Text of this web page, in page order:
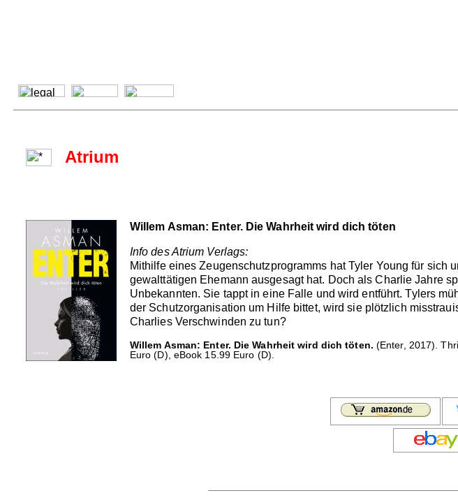
Atrium
Willem Asman: Enter. Die Wahrheit wird dich töten
Info des Atrium Verlags:
Mithilfe eines Zeugenschutzprogramms hat Tyler Young für
gewalttätigen Ehemann ausgesagt hat. Doch als Charlie Jahre
Unbekannten. Sie tappt in eine Falle und wird entführt. Tylers
der Schutzorganisation um Hilfe bittet, wird sie plötzlich
Charlies Verschwinden zu tun?
Willem Asman: Enter. Die Wahrheit wird dich töten. (Enter, 2017).
Euro (D), eBook 15.99 Euro (D).